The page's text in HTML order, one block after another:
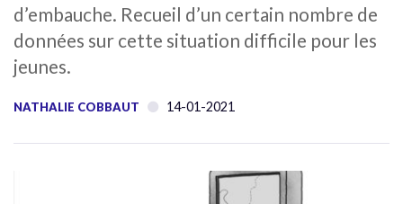
d’embauche. Recueil d’un certain nombre de
données sur cette situation difficile pour les
jeunes.
NATHALIE COBBAUT 14-01-2021